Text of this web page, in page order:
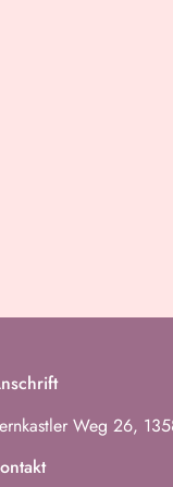
Weg 26,